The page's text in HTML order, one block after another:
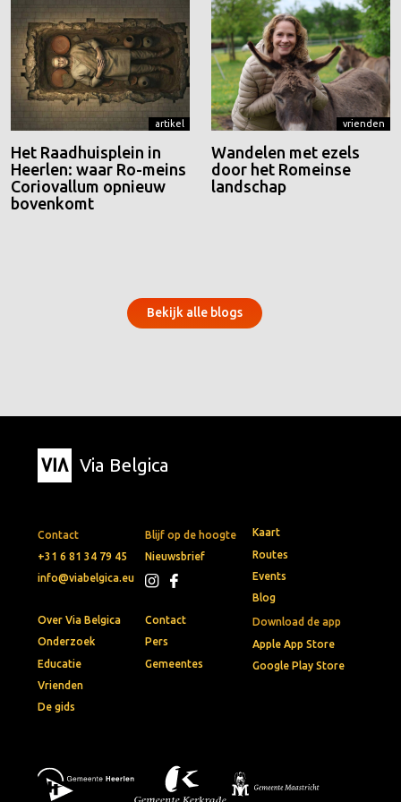
artikel
Het Raadhuisplein in
Heerlen: waar Ro-meins
Coriovallum opnieuw
bovenkomt
vrienden
Wandelen met ezels
door het Romeinse
landschap
Bekijk alle blogs
Via Belgica
Contact
+31 6 81 34 79 45
info@viabelgica.eu
Blijf op de hoogte
Nieuwsbrief
Download de app
Apple App Store
Google Play Store
Kaart
Routes
Events
Blog
Over Via Belgica
Onderzoek
Educatie
Vrienden
De gids
Contact
Pers
Gemeentes